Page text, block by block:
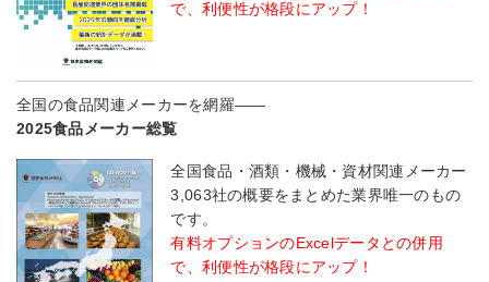
で、利便性が格段にアップ！
全国の食品関連メーカーを網羅――
2025食品メーカー総覧
全国食品・酒類・機械・資材関連メーカー
3,063社の概要をまとめた業界唯一のもの
です。
有料オプションのExcelデータとの併用
で、利便性が格段にアップ！